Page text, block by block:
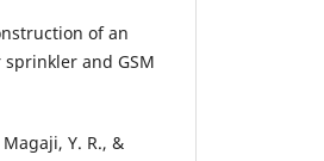
of an
and GSM
Y. R., &